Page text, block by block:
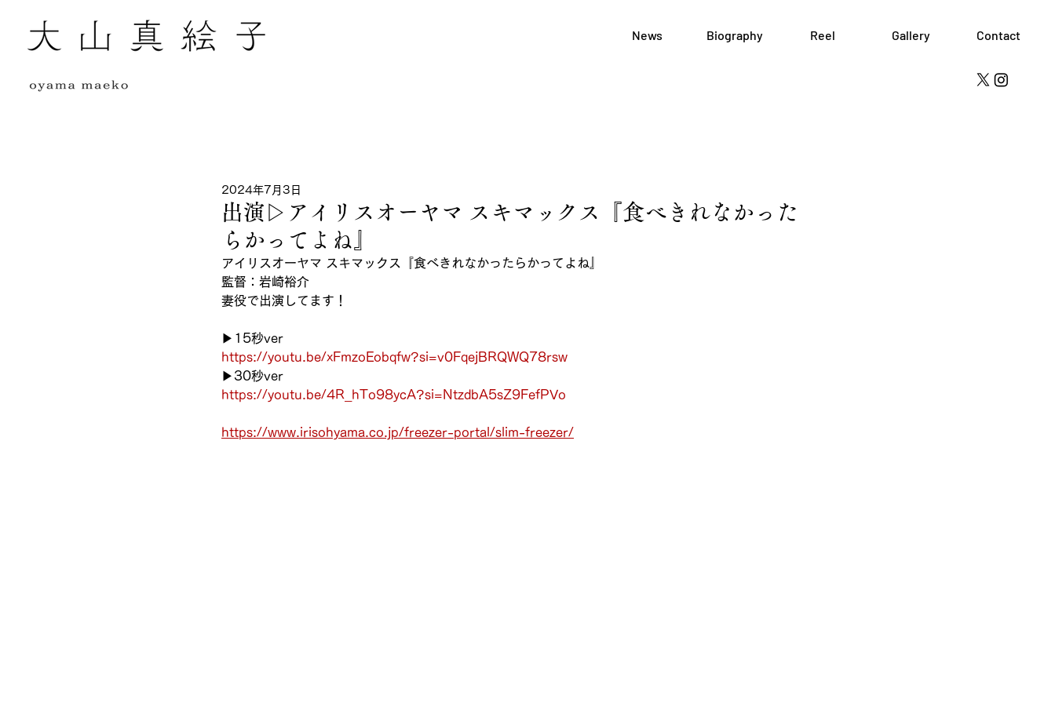
News Biography Reel Gallery Contact
出演▷アイリスオーヤマ スキマックス『食べきれなかった
らかってよね』
2024年7月3日
アイリスオーヤマ スキマックス『食べきれなかったらかってよね』
監督：岩崎裕介
妻役で出演してます！
▶︎15秒ver
https://youtu.be/xFmzoEobqfw?si=v0FqejBRQWQ78rsw
▶︎30秒ver
https://youtu.be/4R_hTo98ycA?si=NtzdbA5sZ9FefPVo
https://www.irisohyama.co.jp/freezer-portal/slim-freezer/